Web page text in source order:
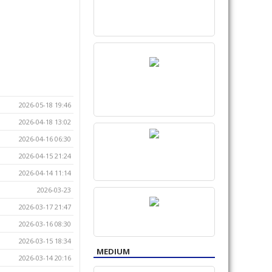
2026-05-18 19:46
2026-04-18 13:02
2026-04-16 06:30
2026-04-15 21:24
2026-04-14 11:14
2026-03-23
2026-03-17 21:47
2026-03-16 08:30
2026-03-15 18:34
2026-03-14 20:16
MEDIUM